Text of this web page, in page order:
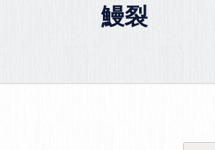
鰻裂